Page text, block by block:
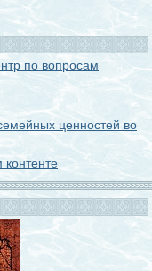
по вопросам
ценностей во